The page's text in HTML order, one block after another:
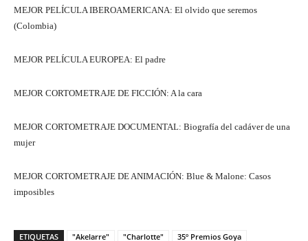
MEJOR PELÍCULA IBEROAMERICANA: El olvido que seremos
(Colombia)
MEJOR PELÍCULA EUROPEA: El padre
MEJOR CORTOMETRAJE DE FICCIÓN: A la cara
MEJOR CORTOMETRAJE DOCUMENTAL: Biografía del cadáver de una
mujer
MEJOR CORTOMETRAJE DE ANIMACIÓN: Blue & Malone: Casos
imposibles
ETIQUETAS "Akelarre" "Charlotte" 35º Premios Goya